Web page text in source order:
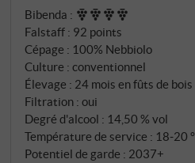
d'élégance et de profondeur.
fûts de chêne préserve le
en lisser les particularités.
Bibenda :
Falstaff : 92 points
Cépage : 100% Nebbiolo
Culture : conventionnel
Élevage : 24 mois en fûts de bois
Filtration : oui
Degré d'alcool : 14,50 % vol
Température de service : 18‑20
Potentiel de garde : 2037+